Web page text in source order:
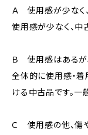
Ａ 使用感が少なく
使用感が少なく、中
Ｂ 使用感はあるが
全体的に使用感・
ける中古品です。一
Ｃ 使用感の他、傷